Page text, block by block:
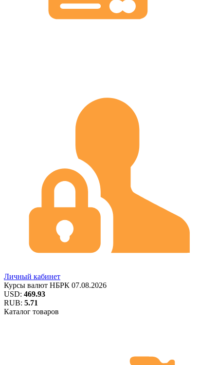
Личный кабинет
Курсы валют НБРК 07.08.2026
USD: 469.93
RUB: 5.71
Каталог товаров